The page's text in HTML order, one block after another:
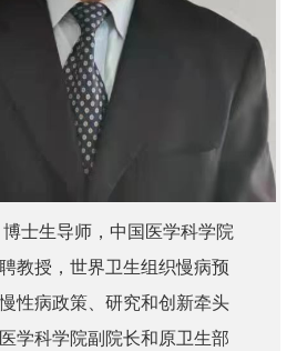
士生导师，中国医学科学院
教授，世界卫生组织慢病预
性病政策、研究和创新牵头
学科学院副院长和原卫生部